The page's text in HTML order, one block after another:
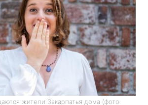
жители Закарпатья дома (фото: